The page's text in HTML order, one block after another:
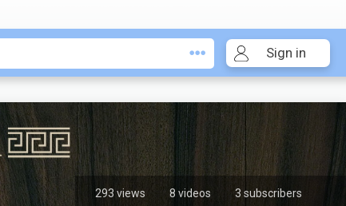
Sign in
293 views 8 videos 3 subscribers